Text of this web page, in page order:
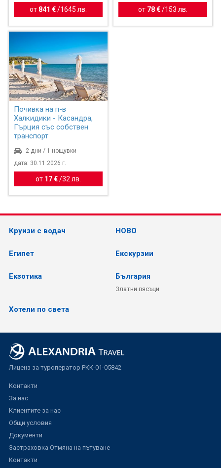
от 841 € / 1645 лв. от 78 €/ 153 лв.
Почивка на п-в
Халкидики - Касандра,
Гърция със собствен
транспорт
2 дни / 1 нощувки
дата: 30.11.2026 г.
от 17 € /32 лв.
Круизи с водач НОВО
Египет Екскурзии
Екзотика България
Златни пясъци
Хотели по света
Лиценз за туроператор РКК-01-05842
Контакти
За нас
Клиентите за нас
Общи условия
Документи
Застраховка Отмяна на пътуване
Контакти